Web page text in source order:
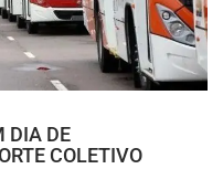
DIA DE
COLETIVO